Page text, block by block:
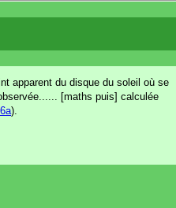
apparent du disque du soleil où se
[maths puis] calculée
).